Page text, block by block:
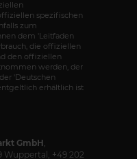
spezifischen
zum
dem 'Leitfaden
die offiziellen
den offiziellen
werden, der
'Deutschen
erhältlich ist
GmbH
Wuppertal, +49 202